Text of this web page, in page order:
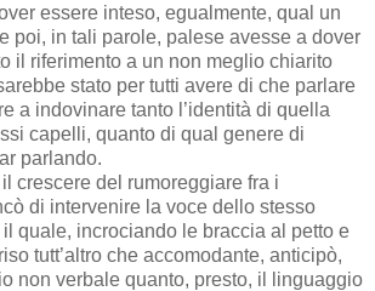
essere inteso, egualmente, qual un
poi, in tali parole, palese avesse a dover
il riferimento a un non meglio chiarito
stato per tutti avere di che parlare
a indovinare tanto l’identità di quella
capelli, quanto di qual genere di
parlando.
crescere del rumoreggiare fra i
di intervenire la voce dello stesso
quale, incrociando le braccia al petto e
tutt’altro che accomodante, anticipò,
non verbale quanto, presto, il linguaggio